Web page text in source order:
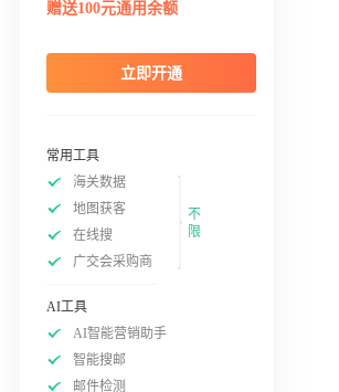
赠送100元通用余额
立即开通
常用工具
海关数据
地图获客
在线搜
广交会采购商
不
限
AI工具
AI智能营销助手
智能搜邮
邮件检测